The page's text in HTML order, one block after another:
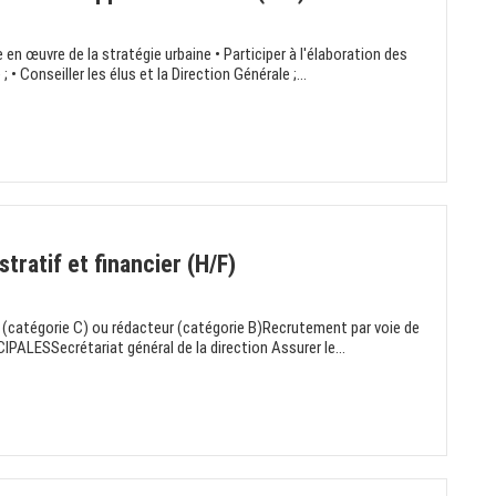
en œuvre de la stratégie urbaine • Participer à l'élaboration des
Conseiller les élus et la Direction Générale ;...
et financier (H/F)
C) ou rédacteur (catégorie B)Recrutement par voie de
général de la direction Assurer le...